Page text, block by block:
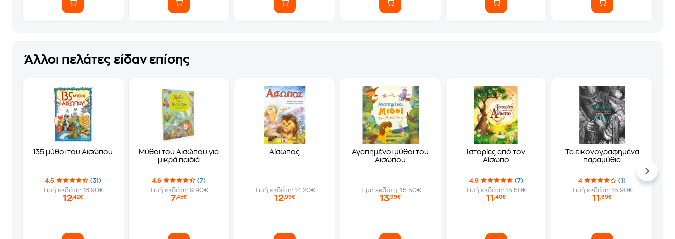
Άλλοι πελάτες είδαν επίσης
135 μύθοι του Αισώπου
4.5
(31)
Τιμή εκδότη: 16.90€
12,42€
Μύθοι του Αισώπου για
μικρά παιδιά
4.6
(7)
Τιμή εκδότη: 9.90€
7,45€
Αίσωπος
Τιμή εκδότη: 14.20€
12,99€
Αγαπημένοι μύθοι του
Αισώπου
Τιμή εκδότη: 15.50€
13,99€
Ιστορίες από τον
Αίσωπο
4.9
(7)
Τιμή εκδότη: 15.50€
11,40€
Τα εικονογραφημένα
παραμύθια
4
(1)
Τιμή εκδότη: 15.90€
11,69€